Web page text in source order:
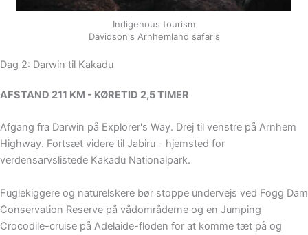
Indigenous tourism
Davidson's Arnhemland safaris
Dag 2: Darwin til Kakadu
AFSTAND 211 KM - KØRETID 2,5 TIMER
Afgang fra Darwin på Explorer's Way. Drej til venstre på Arnhem
Highway. Fortsæt videre til Jabiru - hjemsted for
verdensarvslistede Kakadu Nationalpark.
Fuglekiggere og naturelskere bør stoppe undervejs ved Fogg Dam
Conservation Reserve på vådområderne og en Jumping
Crocodile-cruise på Adelaide-floden for at komme tæt på og